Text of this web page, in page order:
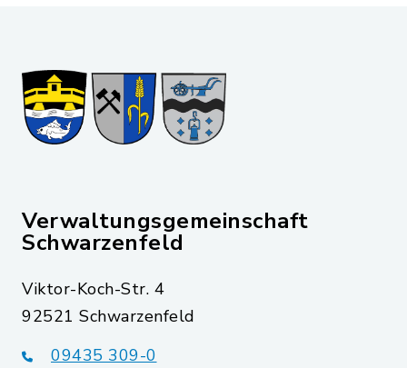
Verwaltungsgemeinschaft
Schwarzenfeld
Viktor-Koch-Str. 4
92521 Schwarzenfeld
09435 309-0